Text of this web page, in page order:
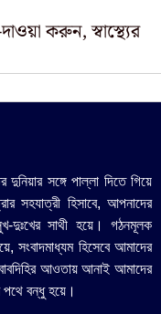
করুন, স্বাস্থ্যের
সঙ্গে পাল্লা দিতে গিয়ে
সহযাত্রী হিসাবে, আপনাদের
দুঃখের সাথী হয়ে। গঠনমূলক
সংবাদমাধ্যম হিসেবে আমাদের
আওতায় আনাই আমাদের
বন্ধু হয়ে।